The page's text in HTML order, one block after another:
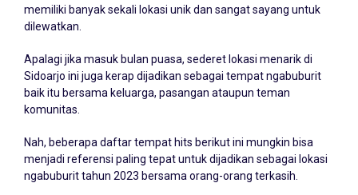
memiliki banyak sekali lokasi unik dan sangat sayang untuk
dilewatkan.
Apalagi jika masuk bulan puasa, sederet lokasi menarik di
Sidoarjo ini juga kerap dijadikan sebagai tempat ngabuburit
baik itu bersama keluarga, pasangan ataupun teman
komunitas.
Nah, beberapa daftar tempat hits berikut ini mungkin bisa
menjadi referensi paling tepat untuk dijadikan sebagai lokasi
ngabuburit tahun 2023 bersama orang-orang terkasih.